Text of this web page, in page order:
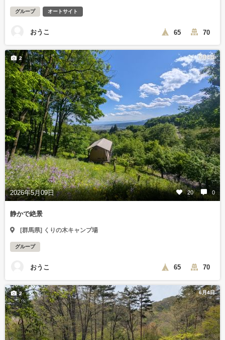
グループ オートサイト
おうこ 65 70
6月4日
2026年5月09日 20 0
2
静かで絶景
[群馬県] くりの木キャンプ場
グループ
おうこ 65 70
6月4日
2